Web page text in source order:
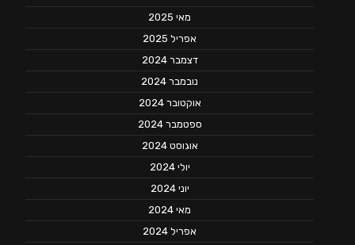
מאי 2025
אפריל 2025
דצמבר 2024
נובמבר 2024
אוקטובר 2024
ספטמבר 2024
אוגוסט 2024
יולי 2024
יוני 2024
מאי 2024
אפריל 2024